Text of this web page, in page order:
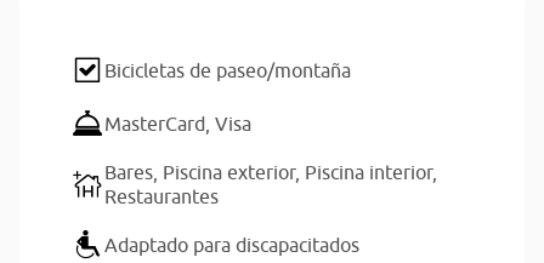
Bicicletas de paseo/montaña
MasterCard, Visa
Bares, Piscina exterior, Piscina interior,
Restaurantes
Adaptado para discapacitados